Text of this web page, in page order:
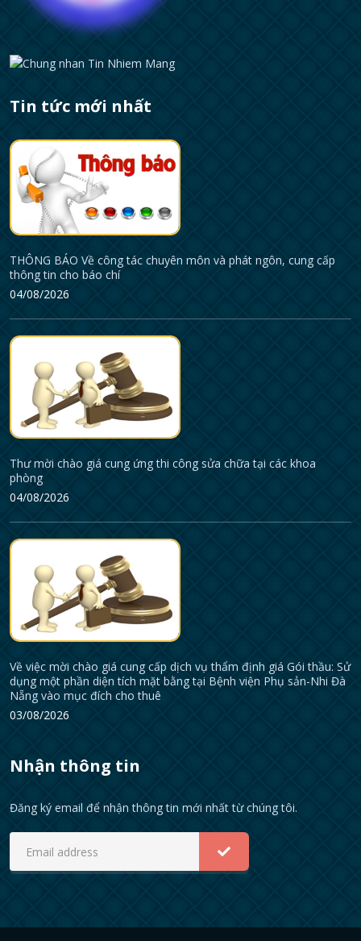
Tin tức mới nhất
THÔNG BÁO Về công tác chuyên môn và phát ngôn, cung cấp
thông tin cho báo chí
04/08/2026
Thư mời chào giá cung ứng thi công sửa chữa tại các khoa
phòng
04/08/2026
Về việc mời chào giá cung cấp dịch vụ thẩm định giá Gói thầu: Sử
dụng một phần diện tích mặt bằng tại Bệnh viện Phụ sản-Nhi Đà
Nẵng vào mục đích cho thuê
03/08/2026
Nhận thông tin
Đăng ký email để nhận thông tin mới nhất từ chúng tôi.